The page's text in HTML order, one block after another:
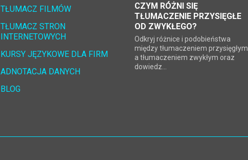
TŁUMACZ FILMÓW
TŁUMACZ STRON
INTERNETOWYCH
KURSY JĘZYKOWE DLA FIRM
ADNOTACJA DANYCH
BLOG
CZYM RÓŻNI SIĘ
TŁUMACZENIE PRZYSIĘGŁE
OD ZWYKŁEGO?
Odkryj różnice i podobieństwa
między tłumaczeniem przysięgłym
a tłumaczeniem zwykłym oraz
dowiedz...